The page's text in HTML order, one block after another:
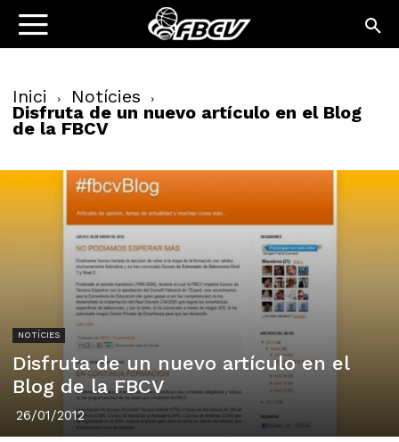
Inici Notícies
Disfruta de un nuevo artículo en el Blog
de la FBCV
NOTÍCIES
Disfruta de un nuevo artículo en el
Blog de la FBCV
26/01/2012